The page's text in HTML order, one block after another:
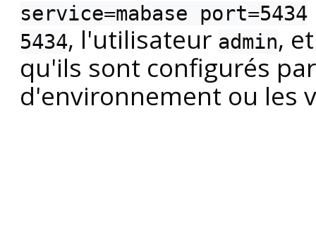
service=mabase port=5434
5434, l'utilisateur admin,
qu'ils sont configurés
d'environnement ou les